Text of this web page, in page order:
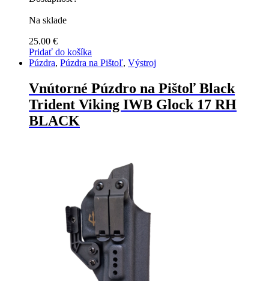
Na sklade
25.00 €
Pridať do košíka
Púzdra, Púzdra na Pištoľ, Výstroj
Vnútorné Púzdro na Pištoľ Black
Trident Viking IWB Glock 17 RH
BLACK